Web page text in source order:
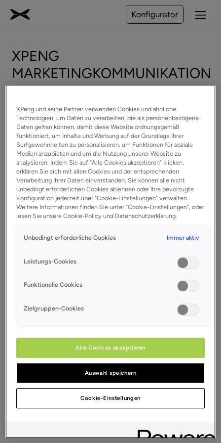
Konfigurator
XPENG
MARKETINGKOMMUNIKATION
XPeng und seine Partner verwenden Cookies und ähnliche
Technologien, um Daten zu verarbeiten, die als personenbezogene
Daten gelten können, damit diese Website ordnungsgemäß
funktioniert, um Inhalte und Werbung auf der Grundlage Ihrer
Surfgewohnheiten zu personalisieren, um Funktionen für soziale
Medien anzubieten und um die Nutzung unserer Website zu
analysieren. Indem Sie auf "Alle Cookies akzeptieren" klicken,
erklären Sie sich mit allen Cookies und der entsprechenden
Verarbeitung Ihrer Daten einverstanden. Sie können alle nicht
unbedingt erforderlichen Cookies ablehnen oder Ihre bevorzugte
Konfiguration jederzeit über "Cookie-Einstellungen" verwalten.
Weitere Informationen finden Sie unter "Cookie-Einstellungen", oder
lesen Sie unsere Cookie-Policy und Datenschutzerklärung.
Unbedingt erforderliche Cookies Immer aktiv
Leistungs-Cookies
Funktionelle Cookies
Zielgruppen-Cookies
Alle Cookies akzeptieren
Auswahl speichern
Cookie-Einstellungen